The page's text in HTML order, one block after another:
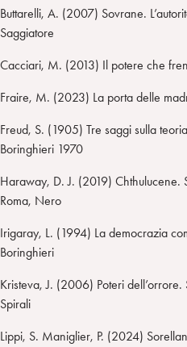
Buttarelli, A. (2007) Sovrane.
Saggiatore
Cacciari, M. (2013) Il potere che
Fraire, M. (2023) La porta delle
Freud, S. (1905) Tre saggi sulla
Boringhieri 1970
Haraway, D. J. (2019) Chthulucene.
Roma, Nero
Irigaray, L. (1994) La democrazia
Boringhieri
Kristeva, J. (2006) Poteri
Spirali
Lippi, S. Maniglier, P. (2024)